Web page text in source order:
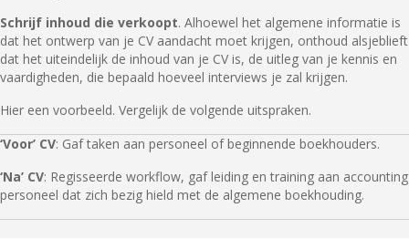
Schrijf inhoud die verkoopt. Alhoewel het algemene informatie is
dat het ontwerp van je CV aandacht moet krijgen, onthoud alsjeblieft
dat het uiteindelijk de inhoud van je CV is, de uitleg van je kennis en
vaardigheden, die bepaald hoeveel interviews je zal krijgen.
Hier een voorbeeld. Vergelijk de volgende uitspraken.
‘Voor’ CV: Gaf taken aan personeel of beginnende boekhouders.
‘Na’ CV: Regisseerde workflow, gaf leiding en training aan accounting
personeel dat zich bezig hield met de algemene boekhouding.